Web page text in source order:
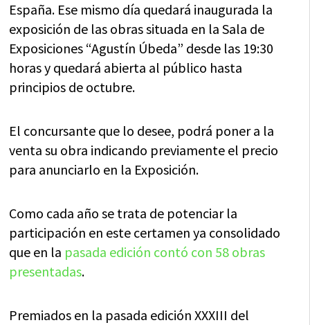
España. Ese mismo día quedará inaugurada la
exposición de las obras situada en la Sala de
Exposiciones “Agustín Úbeda” desde las 19:30
horas y quedará abierta al público hasta
principios de octubre.
El concursante que lo desee, podrá poner a la
venta su obra indicando previamente el precio
para anunciarlo en la Exposición.
Como cada año se trata de potenciar la
participación en este certamen ya consolidado
que en la pasada edición contó con 58 obras
presentadas.
Premiados en la pasada edición XXXIII del